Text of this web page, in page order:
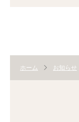
ホーム お知らせ